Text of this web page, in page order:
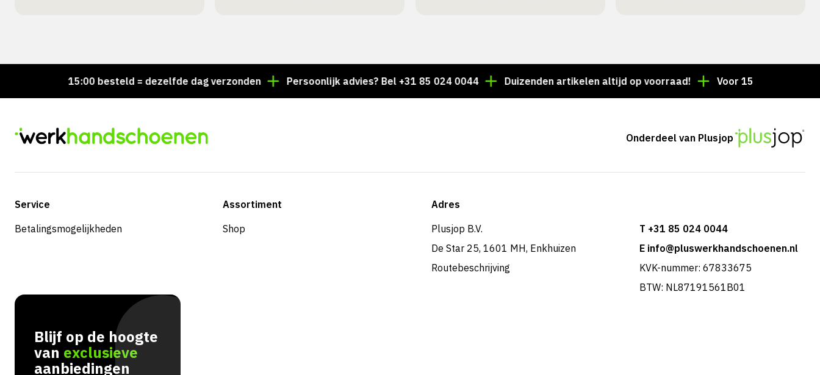
Voor 15:00 besteld = dezelfde dag verzonden Persoonlijk advies? Bel +31 85 024 0044 Duizenden artikelen altijd op voorraad! Voor 15:00 besteld =
Onderdeel van Plusjop
Service
Betalingsmogelijkheden
Assortiment
Shop
Adres
Plusjop B.V.
De Star 25, 1601 MH, Enkhuizen
Routebeschrijving
T +31 85 024 0044
E info@pluswerkhandschoenen.nl
KVK-nummer: 67833675
BTW: NL87191561B01
Blijf op de hoogte
van exclusieve
aanbiedingen